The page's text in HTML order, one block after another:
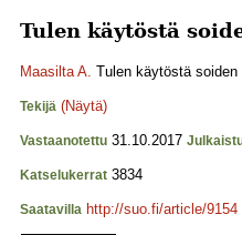
Tulen käytöstä
Maasilta A. Tulen käytöstä
Tekijä (Näytä)
Vastaanotettu 31.10.2017
Katselukerrat 3834
Saatavilla http://suo.fi/article/9154